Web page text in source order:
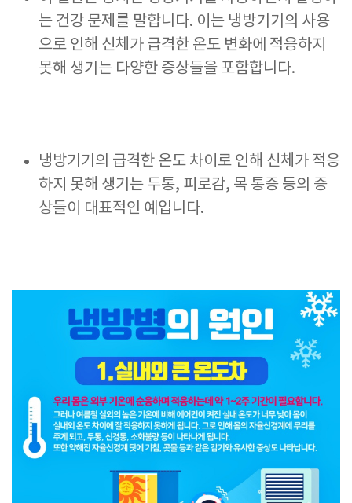
는 건강 문제를 말합니다. 이는 냉방기기의 사용
으로 인해 신체가 급격한 온도 변화에 적응하지
못해 생기는 다양한 증상들을 포함합니다.
냉방기기의 급격한 온도 차이로 인해 신체가 적응
하지 못해 생기는 두통, 피로감, 목 통증 등의 증
상들이 대표적인 예입니다.